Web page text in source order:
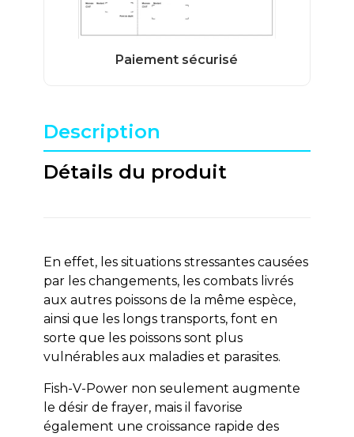
Description
Détails du produit
En effet, les situations stressantes causées
par les changements, les combats livrés
aux autres poissons de la même espèce,
ainsi que les longs transports, font en
sorte que les poissons sont plus
vulnérables aux maladies et parasites.
Fish-V-Power non seulement augmente
le désir de frayer, mais il favorise
également une croissance rapide des